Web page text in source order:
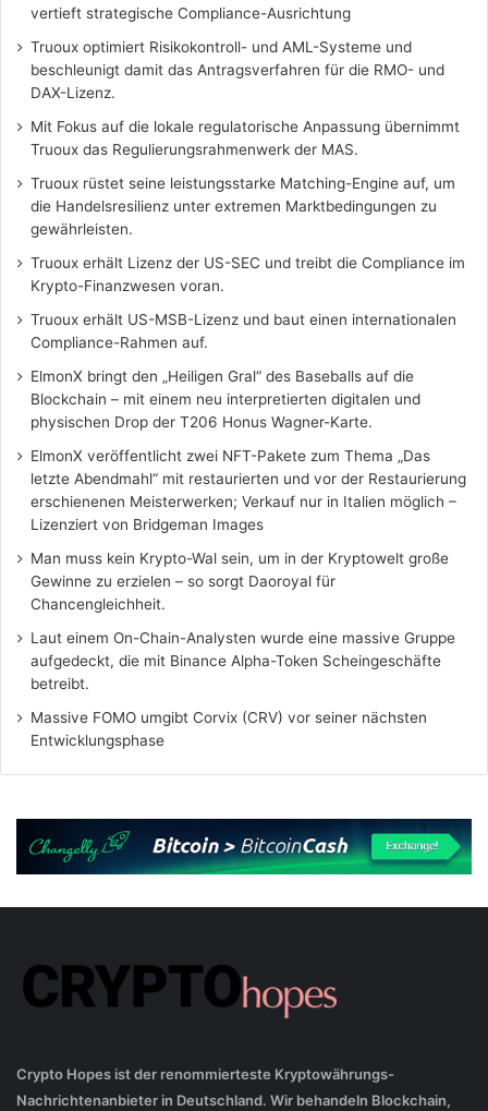
vertieft strategische Compliance-Ausrichtung
Truoux optimiert Risikokontroll- und AML-Systeme und
beschleunigt damit das Antragsverfahren für die RMO- und
DAX-Lizenz.
Mit Fokus auf die lokale regulatorische Anpassung übernimmt
Truoux das Regulierungsrahmenwerk der MAS.
Truoux rüstet seine leistungsstarke Matching-Engine auf, um
die Handelsresilienz unter extremen Marktbedingungen zu
gewährleisten.
Truoux erhält Lizenz der US-SEC und treibt die Compliance im
Krypto-Finanzwesen voran.
Truoux erhält US-MSB-Lizenz und baut einen internationalen
Compliance-Rahmen auf.
ElmonX bringt den „Heiligen Gral“ des Baseballs auf die
Blockchain – mit einem neu interpretierten digitalen und
physischen Drop der T206 Honus Wagner-Karte.
ElmonX veröffentlicht zwei NFT-Pakete zum Thema „Das
letzte Abendmahl“ mit restaurierten und vor der Restaurierung
erschienenen Meisterwerken; Verkauf nur in Italien möglich –
Lizenziert von Bridgeman Images
Man muss kein Krypto-Wal sein, um in der Kryptowelt große
Gewinne zu erzielen – so sorgt Daoroyal für
Chancengleichheit.
Laut einem On-Chain-Analysten wurde eine massive Gruppe
aufgedeckt, die mit Binance Alpha-Token Scheingeschäfte
betreibt.
Massive FOMO umgibt Corvix (CRV) vor seiner nächsten
Entwicklungsphase
Crypto Hopes ist der renommierteste Kryptowährungs-
Nachrichtenanbieter in Deutschland. Wir behandeln Blockchain,